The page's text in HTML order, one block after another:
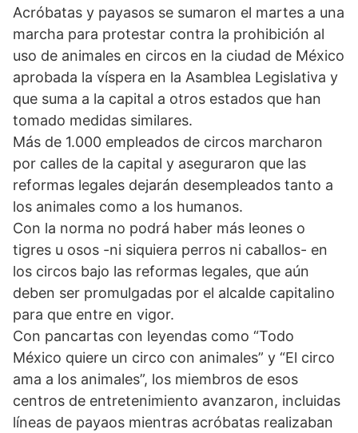
Acróbatas y payasos se sumaron el martes a una
marcha para protestar contra la prohibición al
uso de animales en circos en la ciudad de México
aprobada la víspera en la Asamblea Legislativa y
que suma a la capital a otros estados que han
tomado medidas similares.
Más de 1.000 empleados de circos marcharon
por calles de la capital y aseguraron que las
reformas legales dejarán desempleados tanto a
los animales como a los humanos.
Con la norma no podrá haber más leones o
tigres u osos -ni siquiera perros ni caballos- en
los circos bajo las reformas legales, que aún
deben ser promulgadas por el alcalde capitalino
para que entre en vigor.
Con pancartas con leyendas como “Todo
México quiere un circo con animales” y “El circo
ama a los animales”, los miembros de esos
centros de entretenimiento avanzaron, incluidas
líneas de payaos mientras acróbatas realizaban